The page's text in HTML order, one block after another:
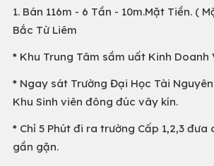
1. Bán 116m - 6 Tần - 10m.Mặt Tiền. (
Bắc Từ Liêm
* Khu Trung Tâm sầm uất Kinh Doanh
* Ngay sát Trường Đại Học Tài
Khu Sinh viên đông đúc vây kín.
* Chỉ 5 Phút đi ra trường Cấp 1,2,3 đưa
gần gặn.